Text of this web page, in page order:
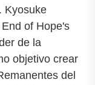
Kyosuke
of Hope's
de la
objetivo crear
del